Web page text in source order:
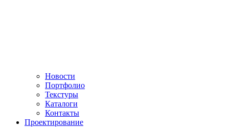
Новости
Портфолио
Текстуры
Каталоги
Контакты
Проектирование